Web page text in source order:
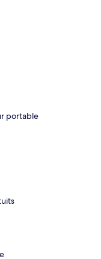
portable